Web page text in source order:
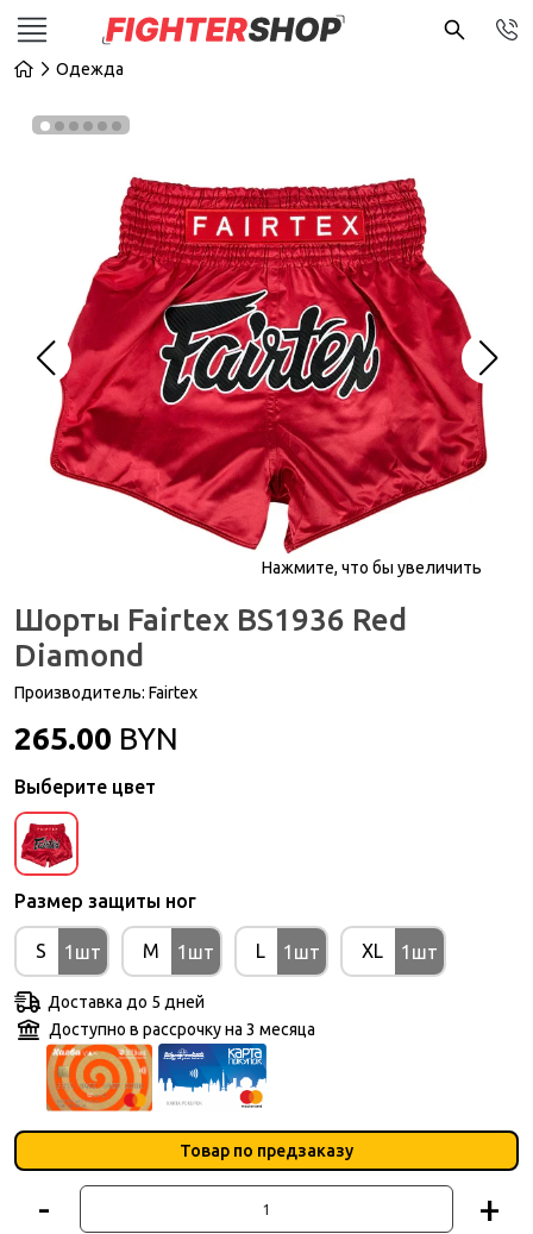
Одежда
Нажмите, что бы увеличить
Шорты Fairtex BS1936 Red
Diamond
Производитель: Fairtex
265.00 BYN
Выберите цвет
Размер защиты ног
S 1шт M 1шт L 1шт XL 1шт
Доставка до 5 дней
Доступно в рассрочку на 3 месяца
Товар по предзаказу
- +